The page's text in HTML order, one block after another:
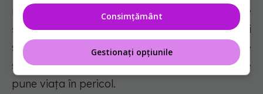
mâncărimi, urticarie, umflături, respirație
șuierătoare sau dificultăți de respirație ar trebui
să solicite imediat ajutor medical. O reacție
severă poate duce la anafilaxie, care poate
pune viața în pericol.
Consimțământ
Gestionați opțiunile